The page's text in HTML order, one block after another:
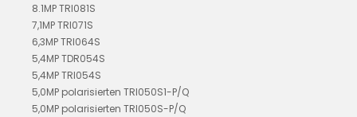
8.1MP TRI081S
7,1MP TRI071S
6,3MP TRI064S
5,4MP TDR054S
5,4MP TRI054S
5,0MP polarisierten TRI050S1-P/Q
5,0MP polarisierten TRI050S-P/Q